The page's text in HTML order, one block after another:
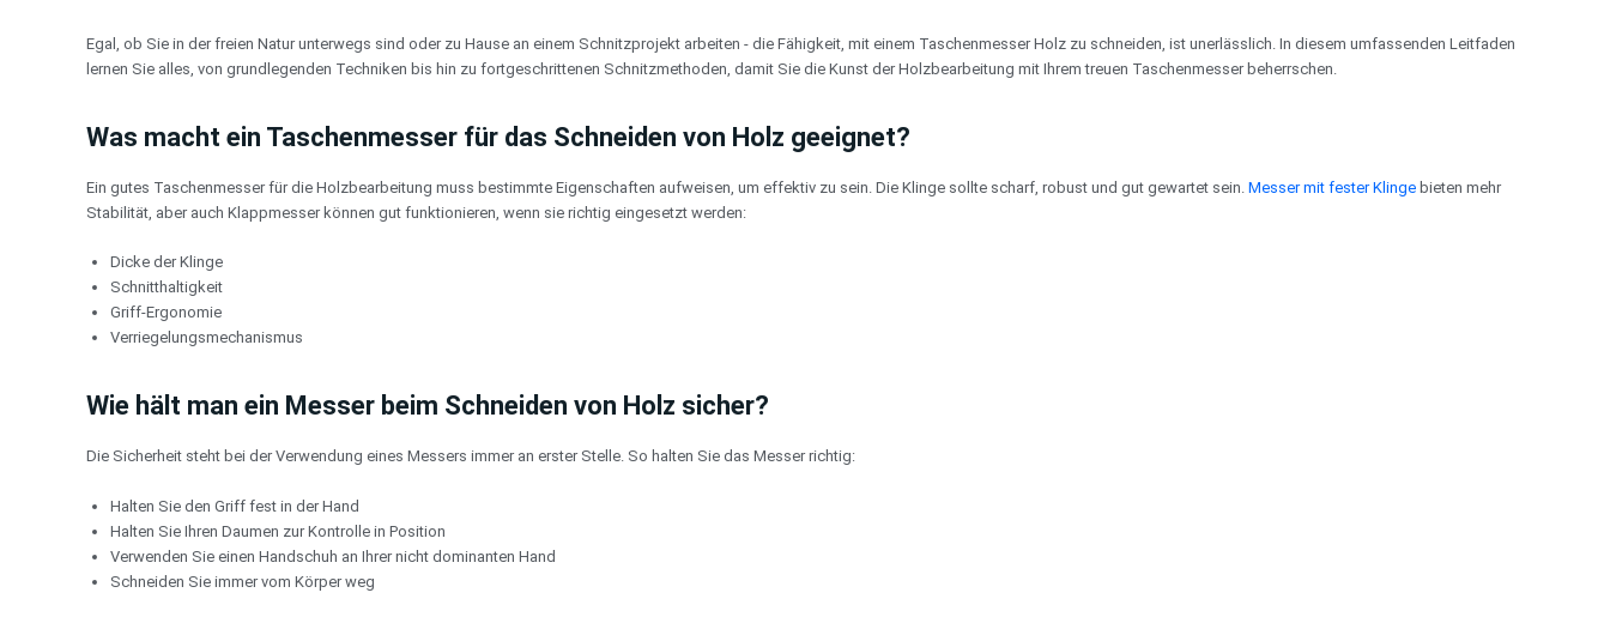
Egal, ob Sie in der freien Natur unterwegs sind oder zu Hause an einem Schnitzprojekt arbeiten - die Fähigkeit, mit einem Taschenmesser Holz zu schneiden, ist unerlässlich. In diesem umfassenden Leitfaden
lernen Sie alles, von grundlegenden Techniken bis hin zu fortgeschrittenen Schnitzmethoden, damit Sie die Kunst der Holzbearbeitung mit Ihrem treuen Taschenmesser beherrschen.
Was macht ein Taschenmesser für das Schneiden von Holz geeignet?
Ein gutes Taschenmesser für die Holzbearbeitung muss bestimmte Eigenschaften aufweisen, um effektiv zu sein. Die Klinge sollte scharf, robust und gut gewartet sein. Messer mit fester Klinge bieten mehr
Stabilität, aber auch Klappmesser können gut funktionieren, wenn sie richtig eingesetzt werden:
Dicke der Klinge
Schnitthaltigkeit
Griff-Ergonomie
Verriegelungsmechanismus
Wie hält man ein Messer beim Schneiden von Holz sicher?
Die Sicherheit steht bei der Verwendung eines Messers immer an erster Stelle. So halten Sie das Messer richtig:
Halten Sie den Griff fest in der Hand
Halten Sie Ihren Daumen zur Kontrolle in Position
Verwenden Sie einen Handschuh an Ihrer nicht dominanten Hand
Schneiden Sie immer vom Körper weg